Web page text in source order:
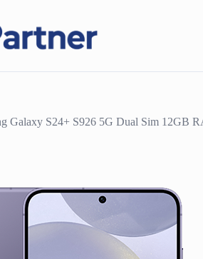
Galaxy S24+ S926 5G Dual Sim 12GB